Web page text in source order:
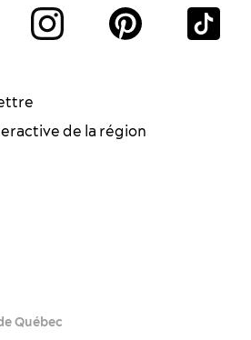
de la région
Québec